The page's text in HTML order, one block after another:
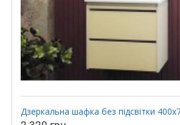
Дзеркальна шафка без підсвітки